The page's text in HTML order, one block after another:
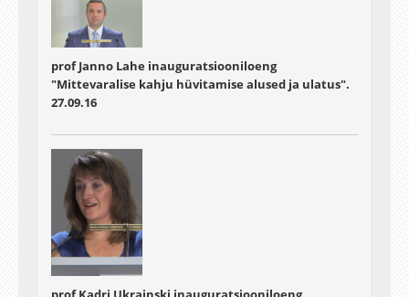
prof Janno Lahe inauguratsiooniloeng
"Mittevaralise kahju hüvitamise alused ja ulatus".
27.09.16